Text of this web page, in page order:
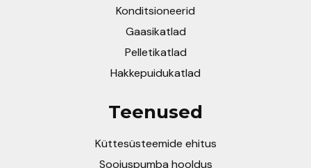
Konditsioneerid
Gaasikatlad
Pelletikatlad
Hakkepuidukatlad
Teenused
Küttesüsteemide ehitus
Soojuspumba hooldus